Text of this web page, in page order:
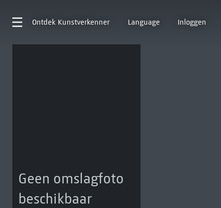
Ontdek Kunstverkenner Language Inloggen
Geen omslagfoto
beschikbaar